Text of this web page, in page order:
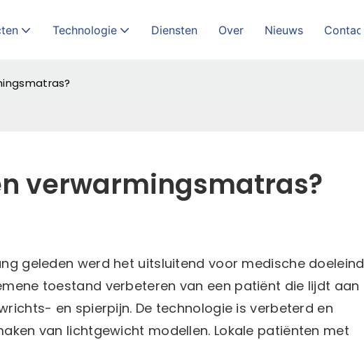
Technologie Diensten Over Nieuws
verwarmingsmatras?
geleden werd het uitsluitend voor medische
toestand verbeteren van een patiënt die lijdt aan
en spierpijn. De technologie is verbeterd en
van lichtgewicht modellen. Lokale patiënten met